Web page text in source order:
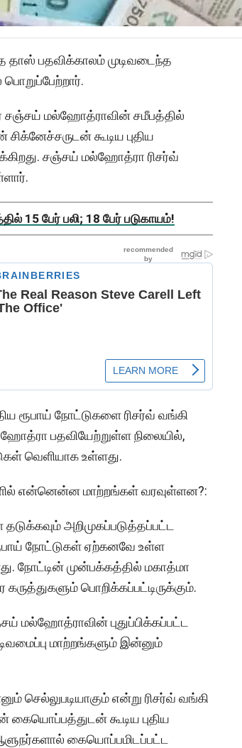
தாஸ் பதவிக்காலம் முடிவடைந்த
சஞ்சய் மல்ஹோத்ராவின் சமீபத்தில்
கூடிய புதிய
சஞ்சய் மல்ஹோத்ரா ரிசர்வ்
15 பேர் பலி; 18 பேர் படுகாயம்!
ரூபாய் நோட்டுகளை ரிசர்வ் வங்கி
பதவியேற்றுள்ள நிலையில்,
வெளியாக உள்ளது.
என்னென்ன மாற்றங்கள் வரவுள்ளன?:
அறிமுகப்படுத்தப்பட்ட
நோட்டுகள் ஏற்கனவே உள்ள
நோட்டின் முன்பக்கத்தில் மகாத்மா
கருத்துகளும் பொறிக்கப்பட்டிருக்கும்.
மல்ஹோத்ராவின் புதுப்பிக்கப்பட்ட
மாற்றங்களும் இன்னும்
செல்லுபடியாகும் என்று ரிசர்வ் வங்கி
கையொப்பத்துடன் கூடிய புதிய
கையொப்பமிடப்பட்ட